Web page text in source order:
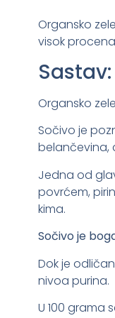
Organsko
visok
Sastav:
Organsko
Sočivo je
belančevina,
Jedna od
povrćem,
kima.
Sočivo je
Dok je
nivoa purina.
U 100 grama